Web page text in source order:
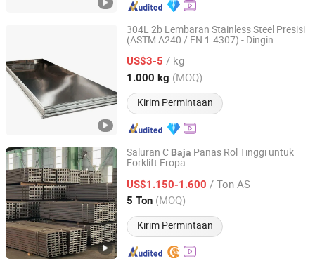
304L 2b Lembaran Stainless Steel Presisi
(ASTM A240 / EN 1.4307) - Dingin
US$3-5 / kg
1.000 kg (MOQ)
Kirim Permintaan
Shanghai Xudeng Industrial Co., Ltd
Shanghai, China Harga mulai 2025
Saluran C Baja Panas Rol Tinggi untuk
Forklift Eropa
US$1.150-1.600 / Ton AS
5 Ton (MOQ)
Kirim Permintaan
Changzhou Jintan Huaneng Machinery Equipment Co.,
Ltd
Jiangsu, China